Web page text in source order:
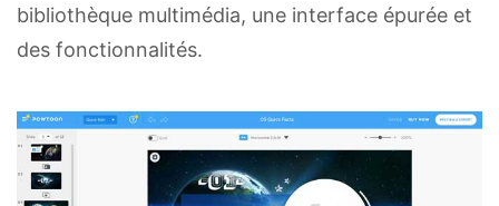
bibliothèque multimédia, une interface épurée et
des fonctionnalités.